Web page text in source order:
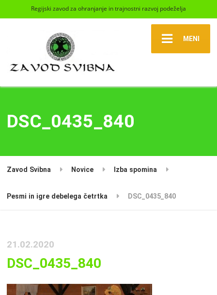
Regijski zavod za ohranjanje in trajnostni razvoj podeželja
MENI
DSC_0435_840
Zavod Svibna Novice Izba spomina
Pesmi in igre debelega četrtka DSC_0435_840
21.02.2020
DSC_0435_840